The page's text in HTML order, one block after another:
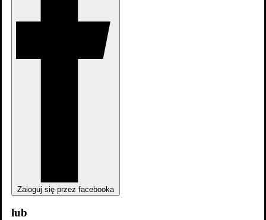
Zaloguj się przez facebooka
lub